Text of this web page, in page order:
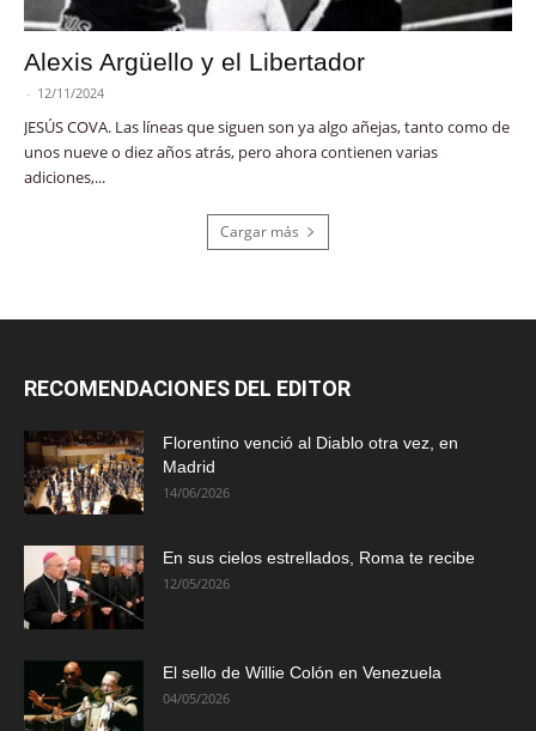
Alexis Argüello y el Libertador
- 12/11/2024
JESÚS COVA. Las líneas que siguen son ya algo añejas, tanto como de
unos nueve o diez años atrás, pero ahora contienen varias
adiciones,...
Cargar más
RECOMENDACIONES DEL EDITOR
Florentino venció al Diablo otra vez, en
Madrid
14/06/2026
En sus cielos estrellados, Roma te recibe
12/05/2026
El sello de Willie Colón en Venezuela
04/05/2026